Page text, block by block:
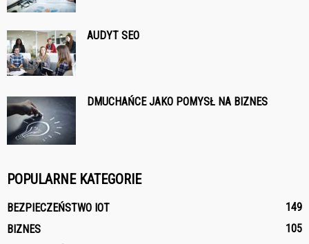
AUDYT SEO
DMUCHAŃCE JAKO POMYSŁ NA BIZNES
POPULARNE KATEGORIE
BEZPIECZEŃSTWO IOT
149
BIZNES
105